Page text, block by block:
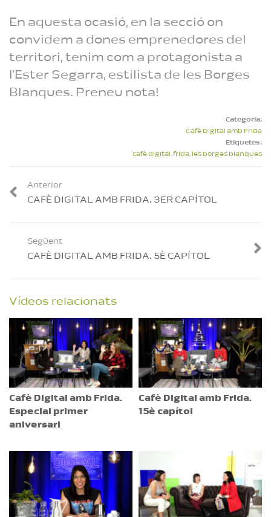
En aquesta ocasió, en la secció on
convidem a dones emprenedores del
territori, tenim com a protagonista a
l’Ester Segarra, estilista de les Borges
Blanques. Preneu nota!
Categoria:
Cafè Digital amb Frida
Etiquetes:
cafè digital ,frida, les borges blanques
Anterior
CAFÈ DIGITAL AMB FRIDA. 3ER CAPÍTOL
Següent
CAFÈ DIGITAL AMB FRIDA. 5È CAPÍTOL
Vídeos relacionats
Cafè Digital amb Frida.
Especial primer
aniversari
Cafè Digital amb Frida.
15è capítol